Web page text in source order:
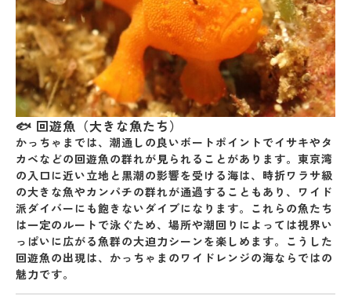
🐟 回遊魚（大きな魚たち）
かっちゃまでは、潮通しの良いボートポイントでイサキやタ
カベなどの回遊魚の群れが見られることがあります。東京湾
の入口に近い立地と黒潮の影響を受ける海は、時折ワラサ級
の大きな魚やカンパチの群れが通過すること もあり、ワイド
派ダイバーにも飽きないダイブになります。これらの魚たち
は一定のルートで泳ぐため、場所や潮回りによっては視界い
っぱいに広がる魚群の大迫力シーンを楽しめます。こうした
回遊魚の出現は、かっちゃまのワイドレンジの海ならではの
魅力です。